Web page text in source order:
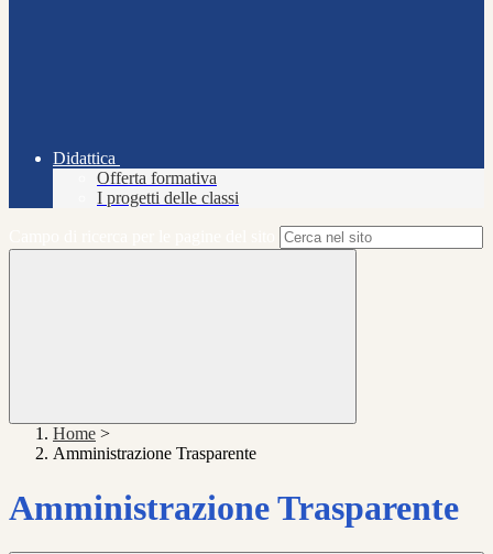
Didattica
Offerta formativa
I progetti delle classi
Home >
Amministrazione Trasparente
Amministrazione Trasparente